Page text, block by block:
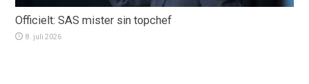
Officielt: SAS mister sin topchef
8. juli 2026